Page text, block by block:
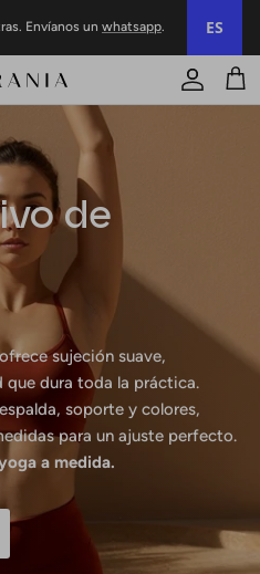
Envíanos un whatsapp. ES
Cuenta
de
sujeción suave,
dura toda la práctica.
soporte y colores,
para un ajuste perfecto.
a medida.